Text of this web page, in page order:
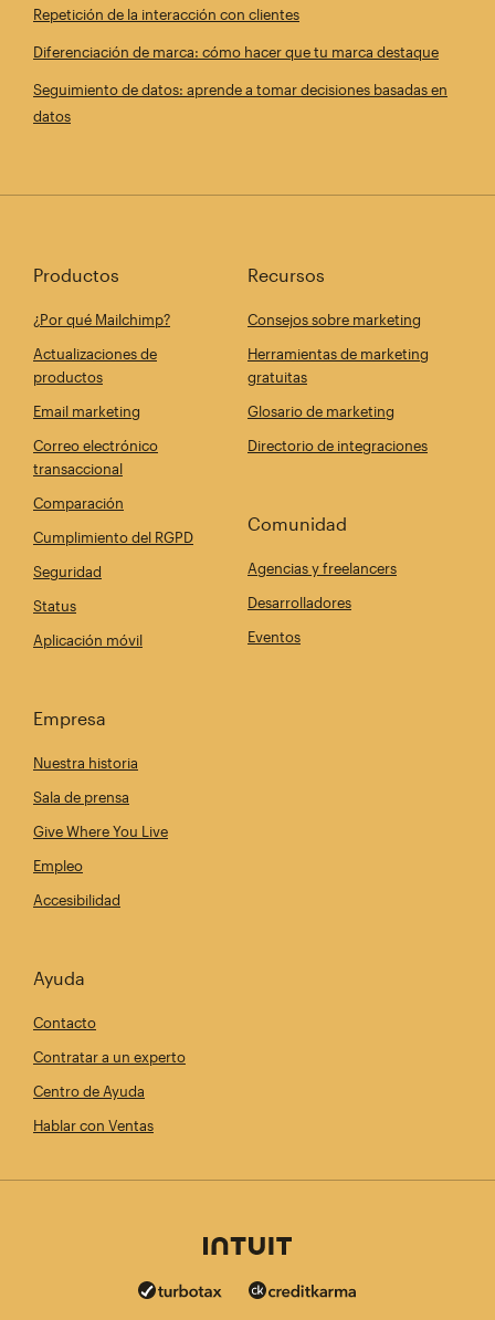
Repetición de la interacción con clientes
Diferenciación de marca: cómo hacer que tu marca destaque
Seguimiento de datos: aprende a tomar decisiones basadas en
datos
Productos
¿Por qué Mailchimp?
Actualizaciones de
productos
Email marketing
Correo electrónico
transaccional
Comparación
Cumplimiento del RGPD
Seguridad
Status
Aplicación móvil
Recursos
Consejos sobre marketing
Herramientas de marketing
gratuitas
Glosario de marketing
Directorio de integraciones
Comunidad
Agencias y freelancers
Desarrolladores
Eventos
Empresa
Nuestra historia
Sala de prensa
Give Where You Live
Empleo
Accesibilidad
Ayuda
Contacto
Contratar a un experto
Centro de Ayuda
Hablar con Ventas